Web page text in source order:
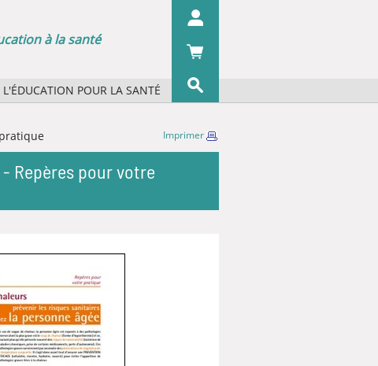
à la santé
OK
vos écrans
L'ÉDUCATION POUR LA SANTÉ
organismes ?
Rôle du pharmacien
Imprimer
Repères pour votre